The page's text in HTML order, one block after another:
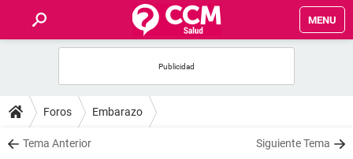
MENU
FOROS
SALUD
Foros Embarazo
Tema Anterior Siguiente Tema